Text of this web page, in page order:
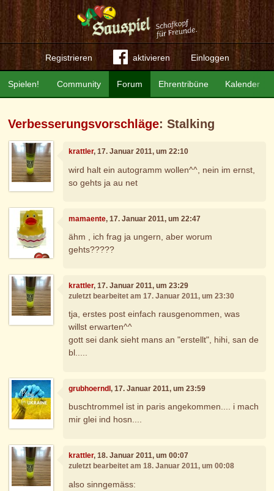
Registrieren aktivieren Einloggen
Community Forum Ehrentribüne Kalender
Spielen!
Verbesserungsvorschläge: Stalking
krattler, 17. Januar 2011, um 22:10
wird halt ein autogramm wollen^^, nein im ernst,
so gehts ja au net
mamaente, 17. Januar 2011, um 22:47
ähm , ich frag ja ungern, aber worum
gehts?????
krattler, 17. Januar 2011, um 23:29
zuletzt bearbeitet am 17. Januar 2011, um 23:30
tja, erstes post einfach rausgenommen, was
willst erwarten^^
gott sei dank sieht mans an "erstellt", hihi, san de
bl.....
grubhoerndl, 17. Januar 2011, um 23:59
buschtrommel ist in paris angekommen.... i mach
mir glei ind hosn....
krattler, 18. Januar 2011, um 00:07
zuletzt bearbeitet am 18. Januar 2011, um 00:08
also sinngemäss: